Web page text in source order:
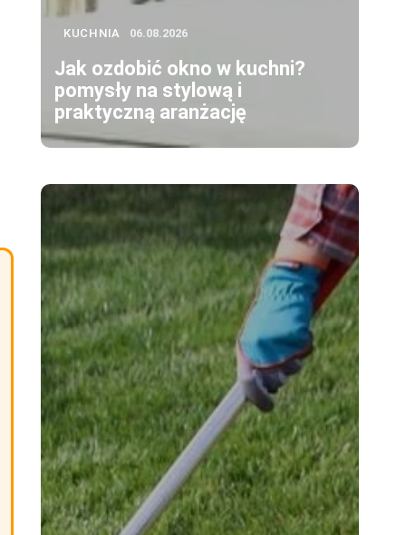
KUCHNIA 06.08.2026
Jak ozdobić okno w kuchni?
pomysły na stylową i
praktyczną aranżację